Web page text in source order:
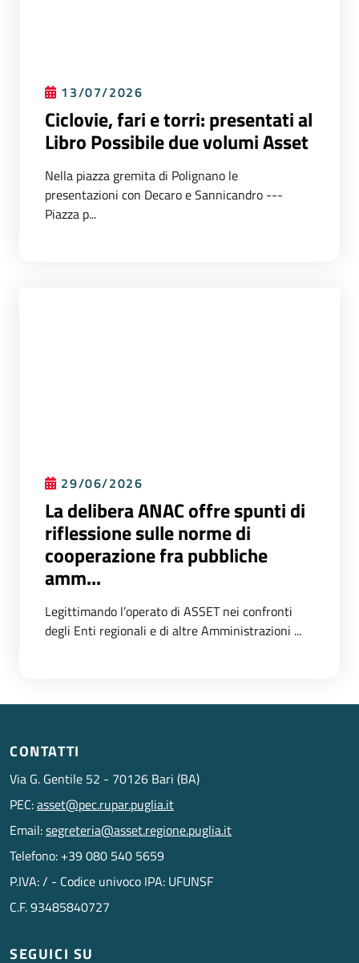
13/07/2026
Ciclovie, fari e torri: presentati al
Libro Possibile due volumi Asset
Nella piazza gremita di Polignano le
presentazioni con Decaro e Sannicandro ---
Piazza p...
29/06/2026
La delibera ANAC offre spunti di
riflessione sulle norme di
cooperazione fra pubbliche
amm...
Legittimando l’operato di ASSET nei confronti
degli Enti regionali e di altre Amministrazioni ...
CONTATTI
Via G. Gentile 52 - 70126 Bari (BA)
PEC:asset@pec.rupar.puglia.it
Email:segreteria@asset.regione.puglia.it
Telefono: +39 080 540 5659
P.IVA: / - Codice univoco IPA: UFUNSF
C.F. 93485840727
SEGUICI SU